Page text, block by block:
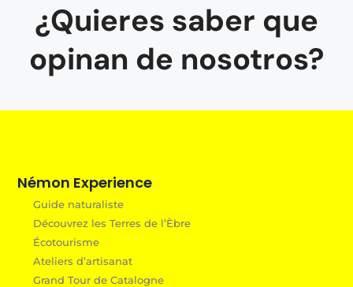
¿Quieres saber que
opinan de nosotros?
Némon Experience
Guide naturaliste
Découvrez les Terres de l’Èbre
Écotourisme
Ateliers d’artisanat
Grand Tour de Catalogne